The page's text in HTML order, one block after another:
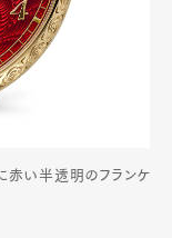
赤い半透明のフランケ